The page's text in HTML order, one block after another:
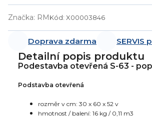
Značka: RMKód: X00003846
Doprava zdarma SERVIS
Detailní popis produktu
Podestavba otevřená S-63 -
Podstavba otevřená
rozměr v cm: 30 x 60 x 52 v
hmotnost / balení: 16 kg / 0,11 m3